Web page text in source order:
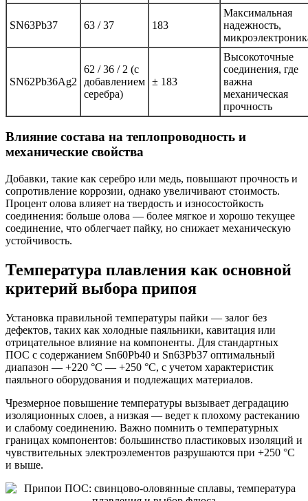
SN63Pb37 63 / 37 183
Максимальная
надежность,
SN62Pb36Ag2
62 / 36 / 2 (с
добавлением
серебра)
± 183
Высокоточные
соединения, где
важна
механическая
прочность
Влияние состава на теплопроводность и
механические свойства
Добавки, такие как серебро или медь, повышают прочность и
сопротивление коррозии, однако увеличивают стоимость.
Процент олова влияет на твердость и износостойкость
соединения: больше олова — более мягкое и хорошо текущее
соединение, что облегчает пайку, но снижает механическую
устойчивость.
Температура плавления как основной
критерий выбора припоя
Установка правильной температуры пайки — залог без
дефектов, таких как холодные паяльники, кавитация или
отрицательное влияние на компоненты. Для стандартных
ПОС с содержанием Sn60Pb40 и Sn63Pb37 оптимальный
диапазон — +220 °C — +250 °C, с учетом характеристик
паяльного оборудования и подлежащих материалов.
Чрезмерное повышение температуры вызывает деградацию
изоляционных слоев, а низкая — ведет к плохому растеканию
и слабому соединению. Важно помнить о температурных
границах компонентов: большинство пластиковых изоляций и
чувствительных электроэлементов разрушаются при +250 °C
и выше.